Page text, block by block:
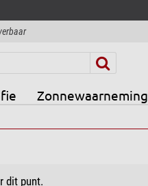
Zonnewaarneming
dit punt.